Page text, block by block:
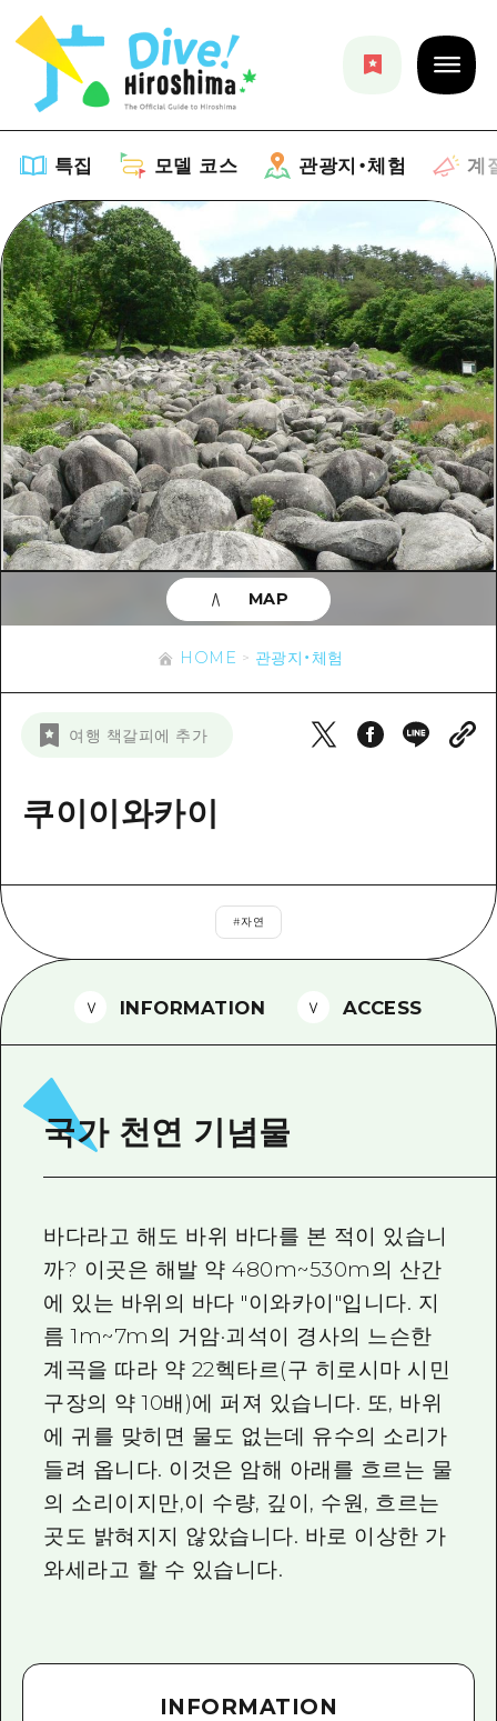
특집 모델 코스 관광지・체험 계
특집
목록
추천
아트
이벤트/축제
음식/술
사이클링
쇼핑
스포츠
나이트 라이프
기준
치유
모델 코스
목록
Dive! Hiroshima 공식 가이드
Hiroshima Moshimo Travel
히로시마시 주변
아키(安芸)
빈고(備後)
미야지마(宮島) 주변
빠른 여행
1박 2일
2박 3일
관광지・체험
목록
히로시마시 주변
아키(安芸)
빈고(備後)
비북(備北)
게이호쿠(芸北)
야마구치(山口)현 동부
시마네(島根)현
계절 정보
이벤트
유용한 정보
목록
접근
히로시마 OMOTENASHI 패스
외국인 여행자용 거리 관광안내소
사진 다운로드
뉴스
HOME 관광지・체험
여행 책갈피에 추가
쿠이이와카이
#자연
MAP
INFORMATION ACCESS
국가 천연 기념물
바다라고 해도 바위 바다를 본 적이 있습니
까? 이곳은 해발 약 480m~530m의 산간
에 있는 바위의 바다 "이와카이"입니다. 지
름 1m~7m의 거암·괴석이 경사의 느슨한
계곡을 따라 약 22헥타르(구 히로시마 시민
구장의 약 10배)에 퍼져 있습니다. 또, 바위
에 귀를 맞히면 물도 없는데 유수의 소리가
들려 옵니다. 이것은 암해 아래를 흐르는 물
의 소리이지만,이 수량, 깊이, 수원, 흐르는
곳도 밝혀지지 않았습니다. 바로 이상한 가
와세라고 할 수 있습니다.
INFORMATION